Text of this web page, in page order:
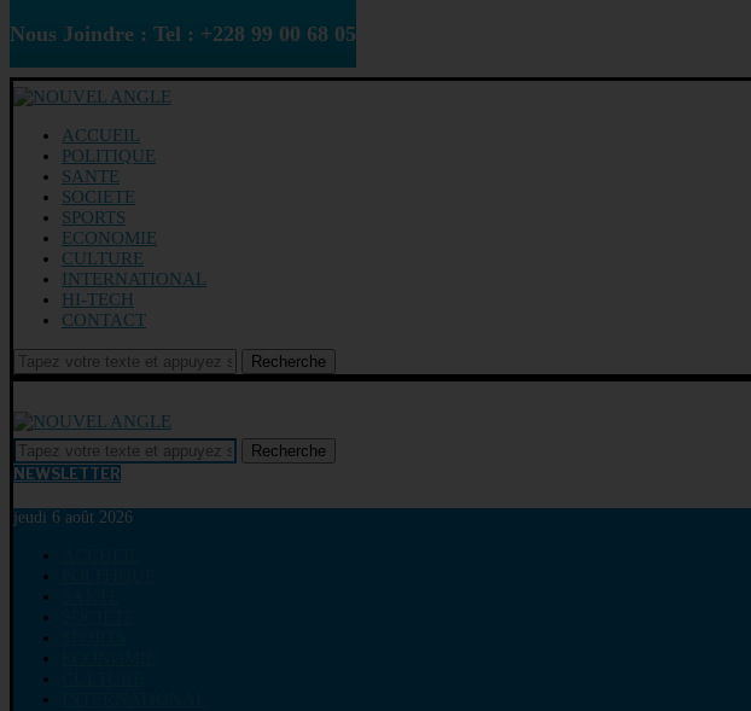
Nous Joindre : Tel : +228 99 00 68 05
ACCUEIL
POLITIQUE
SANTE
SOCIETE
SPORTS
ECONOMIE
CULTURE
INTERNATIONAL
HI-TECH
CONTACT
Recherche
Recherche
NEWSLETTER
jeudi 6 août 2026